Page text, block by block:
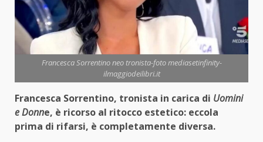
Francesca Sorrentino neo tronista-foto mediasetinfinity-
ilmaggiodeilibri.it
Francesca Sorrentino, tronista in carica di Uomini
e Donne, è ricorso al ritocco estetico: eccola
prima di rifarsi, è completamente diversa.